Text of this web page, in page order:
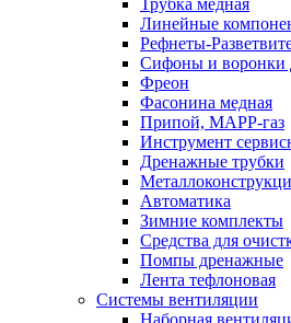
Трубка медная
Линейные
Рефнеты-
Сифоны и воронки
Фреон
Фасонина медная
Припой, МАРР-газ
Инструмент
Дренажные трубки
Автоматика
Зимние комплекты
Средства для
Помпы дренажные
Лента тефлоновая
Системы вентиляции
Наборная